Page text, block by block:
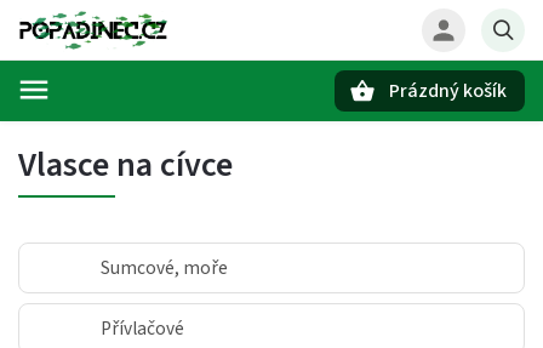
Prázdný košík
Vlasce na cívce
Sumcové, moře
Přívlačové